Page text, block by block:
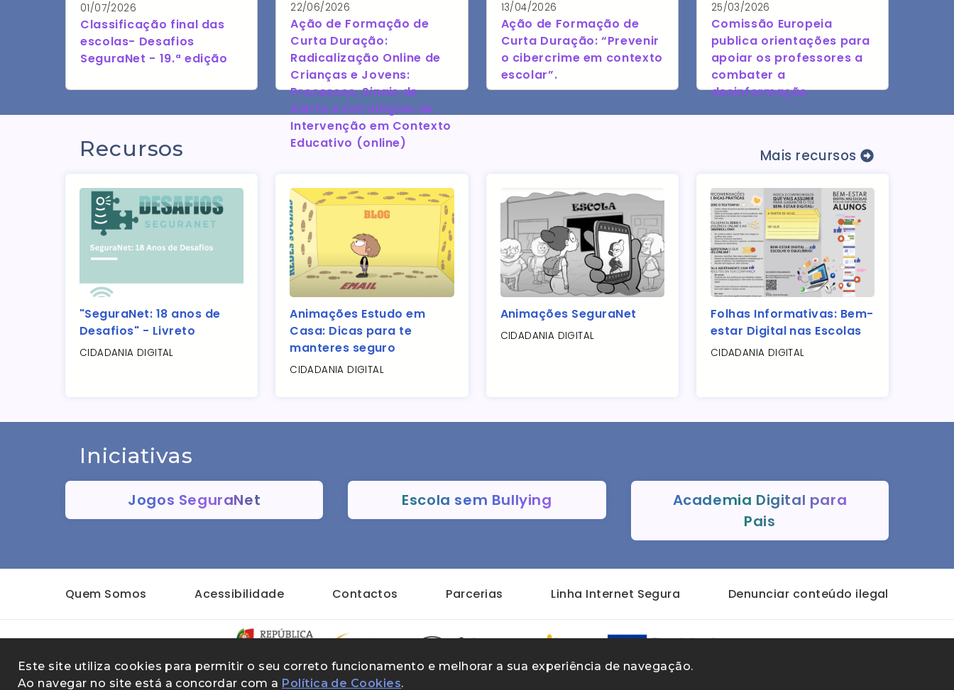
Este site utiliza cookies para permitir o seu correto funcionamento e melhorar a sua experiência de navegação.
Ao navegar no site está a concordar com a Política de Cookies.
Withdraw consent
01/07/2026
Classificação final das
escolas- Desafios
SeguraNet - 19.ª edição
22/06/2026
Ação de Formação de
Curta Duração:
Radicalização Online de
Crianças e Jovens:
Processos, Sinais de
Alerta e Estratégias de
Intervenção em Contexto
Educativo (online)
13/04/2026
Ação de Formação de
Curta Duração: “Prevenir
o cibercrime em contexto
escolar”.
25/03/2026
Comissão Europeia
publica orientações para
apoiar os professores a
combater a
desinformação
Recursos Mais recursos
"SeguraNet: 18 anos de
Desafios" - Livreto
CIDADANIA DIGITAL
Animações Estudo em
Casa: Dicas para te
manteres seguro
CIDADANIA DIGITAL
Animações SeguraNet
CIDADANIA DIGITAL
Folhas Informativas: Bem-
estar Digital nas Escolas
CIDADANIA DIGITAL
Iniciativas
Jogos SeguraNet Escola sem Bullying
Academia Digital para
Pais
Quem Somos Acessibilidade Contactos Parcerias Linha Internet Segura Denunciar conteúdo ilegal